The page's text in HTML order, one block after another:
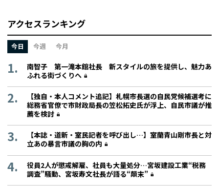
アクセスランキング
今日 今週 今月
南智子 第一滝本館社長 新スタイルの旅を提供し、魅力あ
ふれる街づくりへ
【独自・本人コメント追記】札幌市長選の自民党候補選考に
総務省官僚で市財政局長の笠松拓史氏が浮上、自民市議が推
薦を検討
【本誌・道新・室民記者を呼び出し…】室蘭青山剛市長と対
立あの暴言市議の胸の内
役員2人が懲戒解雇、社員も大量処分…宮坂建設工業“税務
調査”騒動、宮坂寿文社長が語る“顛末”